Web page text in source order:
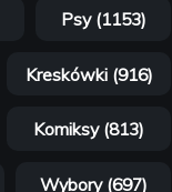
Psy (1153)
Kreskówki (916)
Komiksy (813)
Wybory (697)